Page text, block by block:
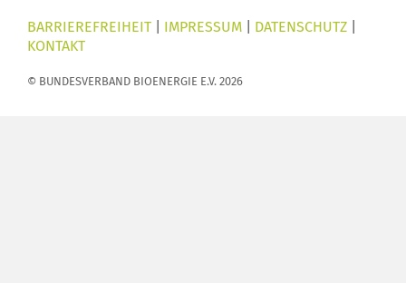
BARRIEREFREIHEIT IMPRESSUM DATENSCHUTZ
KONTAKT
© BUNDESVERBAND BIOENERGIE E.V. 2026